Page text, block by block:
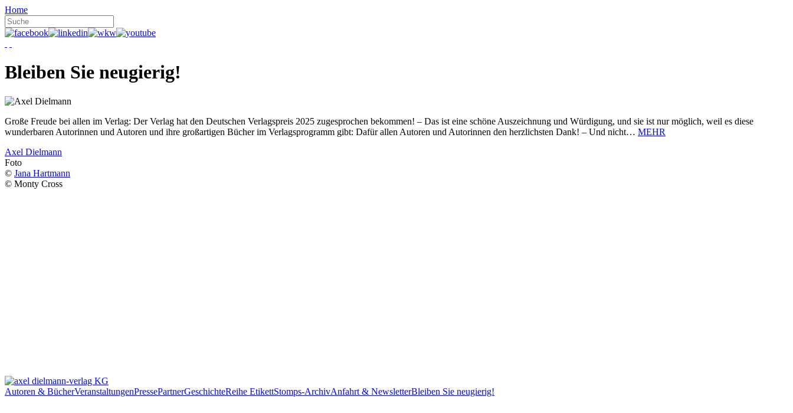
Home
Bleiben Sie neugierig!
Große Freude bei allen im Verlag: Der Verlag hat den Deutschen Verlagspreis 2025 zugesprochen bekommen! – Das ist eine schöne Auszeichnung und Würdigung, und sie ist nur möglich, weil es diese
wunderbaren Autorinnen und Autoren und ihre großartigen Bücher im Verlagsprogramm gibt: Dafür allen Autoren und Autorinnen den herzlichsten Dank! – Und nicht… MEHR
Axel Dielmann
Foto
© Jana Hartmann
© Monty Cross
Autoren & BücherVeranstaltungenPressePartnerGeschichteReihe EtikettStomps-ArchivAnfahrt & NewsletterBleiben Sie neugierig!